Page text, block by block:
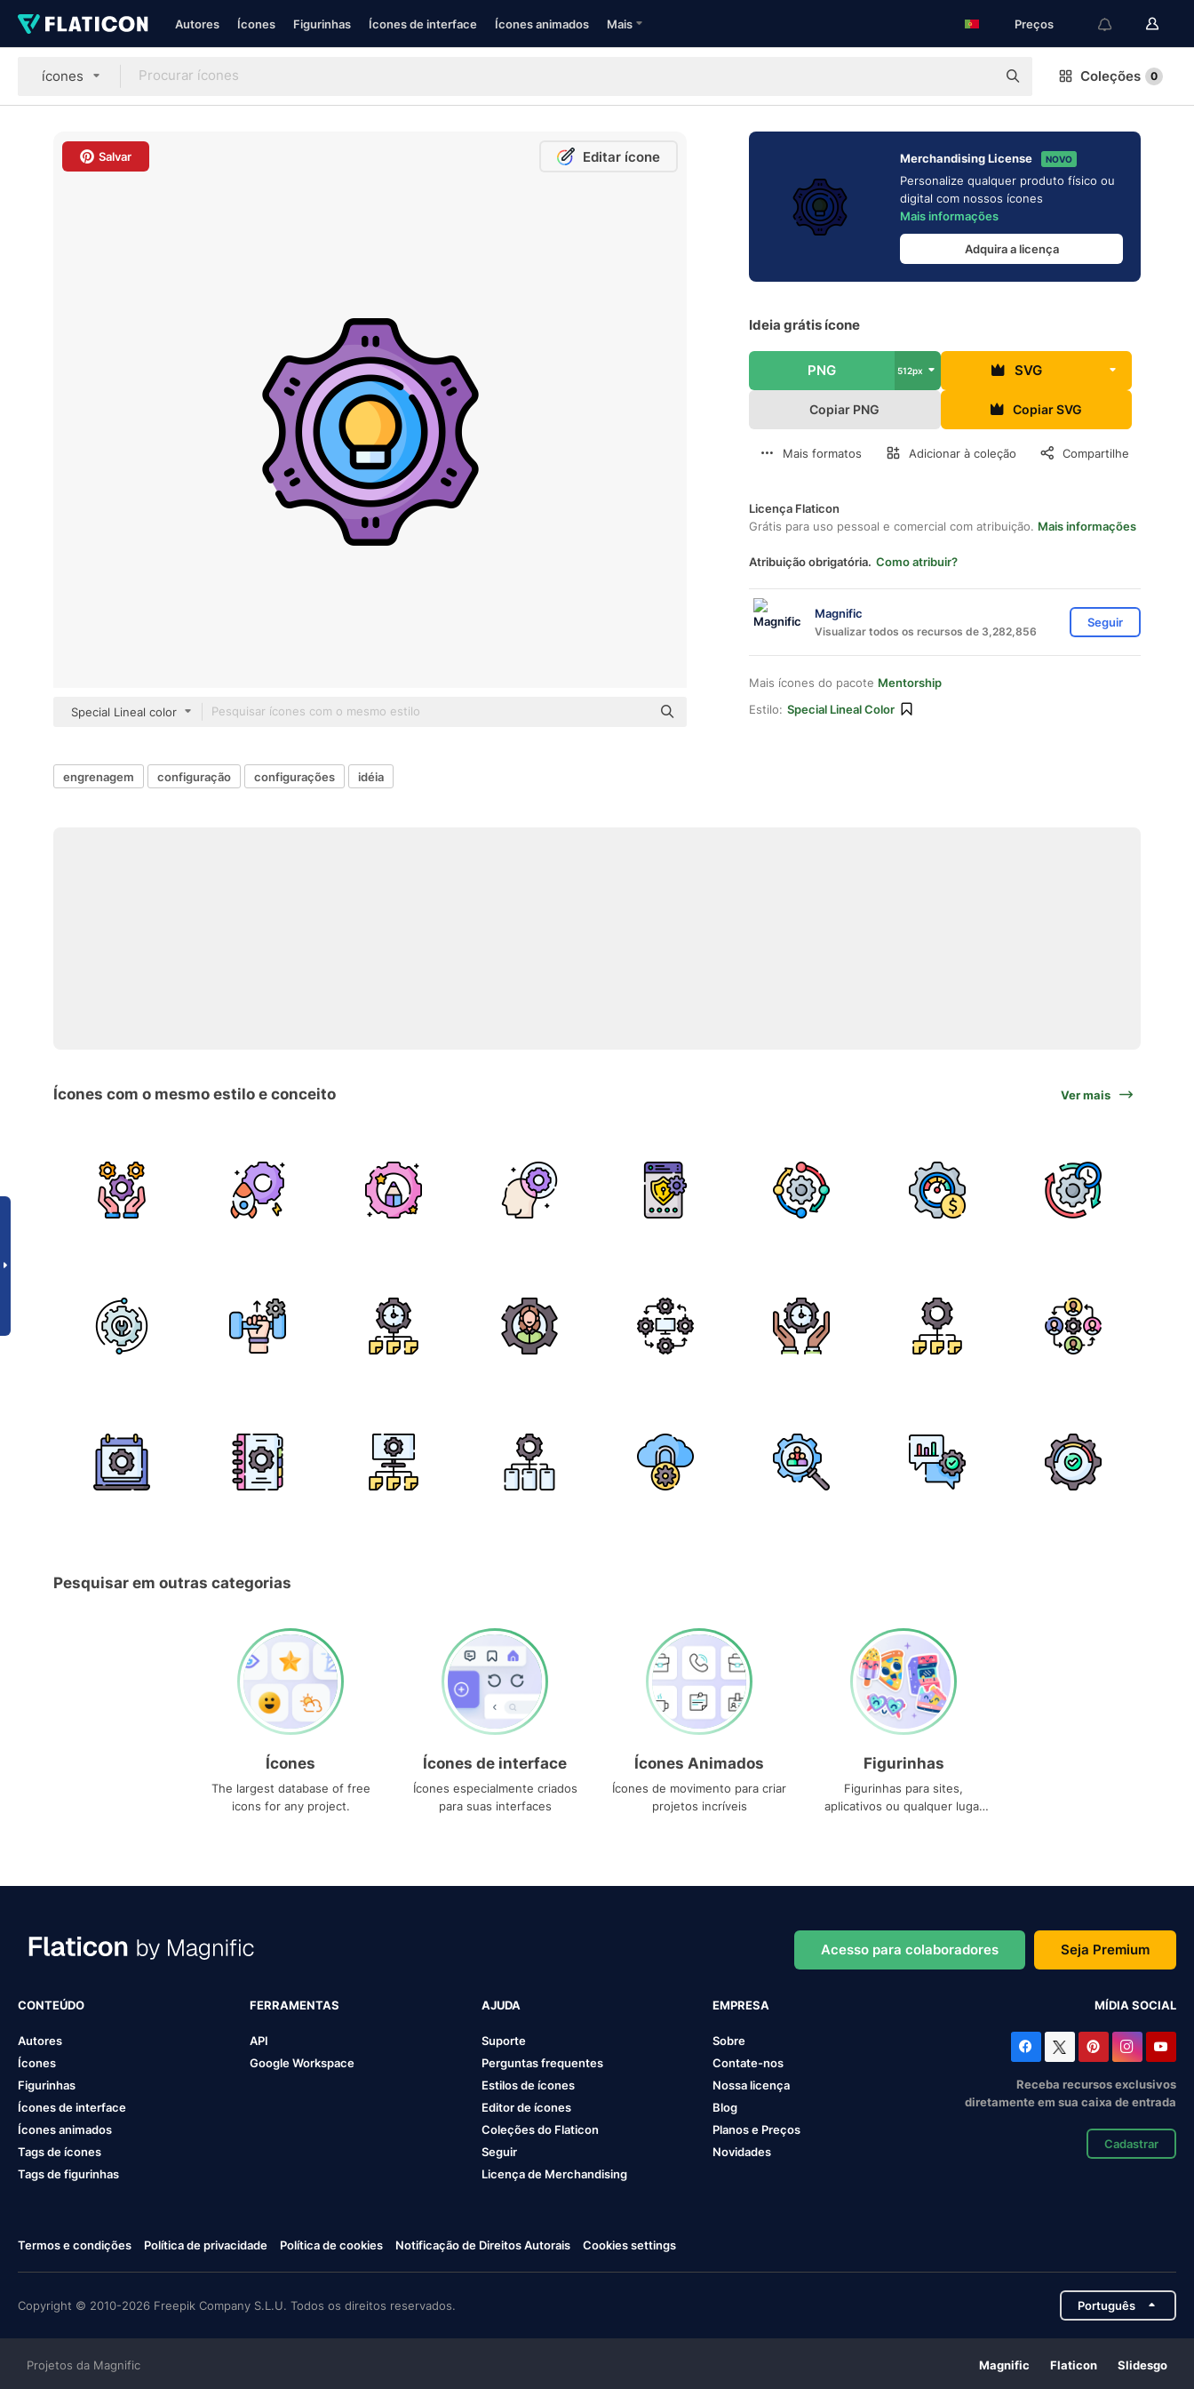
Autores Ícones Figurinhas Ícones de interface Ícones animados Mais Preços
ícones Coleções 0
Salvar Editar ícone
Special Lineal color
Merchandising License NOVO
Personalize qualquer produto físico ou
digital com nossos ícones
Mais informações
Adquira a licença
Ideia grátis ícone
PNG 512px SVG
Copiar PNG Copiar SVG
Mais formatos Adicionar à coleção Compartilhe
Licença Flaticon
Grátis para uso pessoal e comercial com atribuição. Mais informações
Atribuição obrigatória. Como atribuir?
Magnific
Visualizar todos os recursos de 3,282,856
Seguir
Mais ícones do pacote Mentorship
Estilo: Special Lineal Color
engrenagem configuração configurações idéia
Ícones com o mesmo estilo e conceito Ver mais
Pesquisar em outras categorias
Ícones
The largest database of free
icons for any project.
Ícones de interface
Ícones especialmente criados
para suas interfaces
Ícones Animados
Ícones de movimento para criar
projetos incríveis
Figurinhas
Figurinhas para sites,
aplicativos ou qualquer lugar
Acesso para colaboradores Seja Premium
CONTEÚDO
Autores
Ícones
Figurinhas
Ícones de interface
Ícones animados
Tags de ícones
Tags de figurinhas
FERRAMENTAS
API
Google Workspace
AJUDA
Suporte
Perguntas frequentes
Estilos de ícones
Editor de ícones
Coleções do Flaticon
Seguir
Licença de Merchandising
EMPRESA
Sobre
Contate-nos
Nossa licença
Blog
Planos e Preços
Novidades
MÍDIA SOCIAL
Receba recursos exclusivos
diretamente em sua caixa de entrada
Cadastrar
Termos e condições Política de privacidade Política de cookies Notificação de Direitos Autorais Cookies settings
Copyright © 2010-2026 Freepik Company S.L.U. Todos os direitos reservados. Português
Projetos da Magnific Magnific Flaticon Slidesgo